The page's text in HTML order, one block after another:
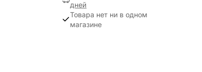
дней
Товара нет ни в одном
магазине